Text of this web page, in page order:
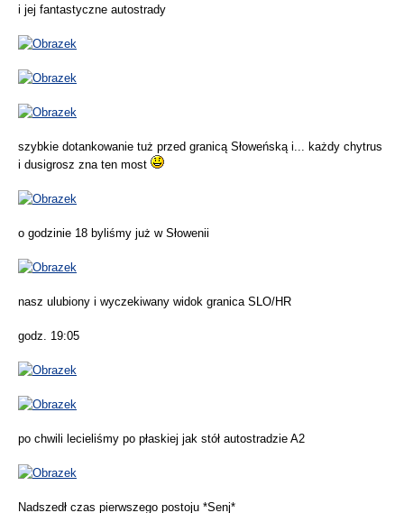
i jej fantastyczne autostrady
szybkie dotankowanie tuż przed granicą Słoweńską i... każdy chytrus
i dusigrosz zna ten most
o godzinie 18 byliśmy już w Słowenii
nasz ulubiony i wyczekiwany widok granica SLO/HR
godz. 19:05
po chwili lecieliśmy po płaskiej jak stół autostradzie A2
Nadszedł czas pierwszego postoju *Senj*